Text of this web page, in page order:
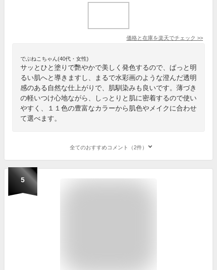
価格と在庫を楽天でチェック >>
でぶねこちゃん(40代・女性)
サッとひと塗りで艷やかで美しく発色するので、ぱっと明
るい肌へと導きますし、まるで水彩画のような澄んだ透明
感のある自然な仕上がりで、肌馴染みも良いです。薄づき
の軽いつけ心地ながら、しっとりと肌に密着するので使い
やすく、１１色の豊富なカラーから肌色やメイクに合わせ
て選べます。
全てのおすすめコメント（2件）
5